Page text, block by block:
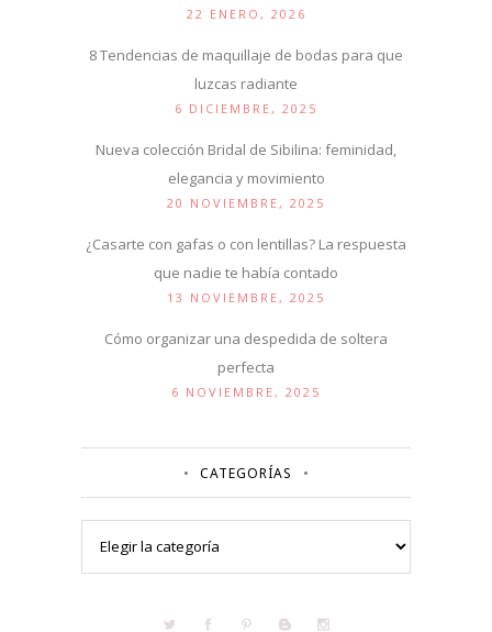
22 ENERO, 2026
8 Tendencias de maquillaje de bodas para que
luzcas radiante
6 DICIEMBRE, 2025
Nueva colección Bridal de Sibilina: feminidad,
elegancia y movimiento
20 NOVIEMBRE, 2025
¿Casarte con gafas o con lentillas? La respuesta
que nadie te había contado
13 NOVIEMBRE, 2025
Cómo organizar una despedida de soltera
perfecta
6 NOVIEMBRE, 2025
CATEGORÍAS